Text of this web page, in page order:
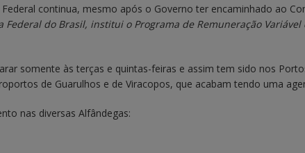
continua, mesmo após o Governo ter encaminhado ao
do Brasil, institui o Programa de Remuneração
somente às terças e quintas-feiras e assim tem sido nos
de Guarulhos e de Viracopos, que acabam tendo uma
nas diversas Alfândegas: